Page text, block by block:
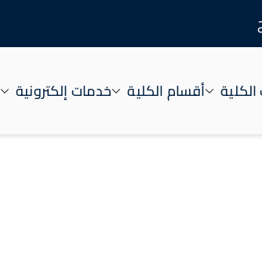
أقسام الكلية خدمات إلكترونية